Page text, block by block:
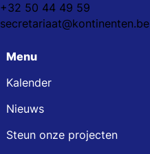
+32 50 44 49 59
secretariaat@kontinenten.be
Menu
Kalender
Nieuws
Steun onze projecten